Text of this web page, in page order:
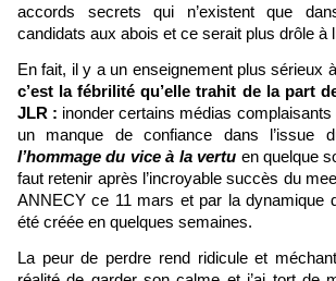
accords secrets qui n’existent que
candidats aux abois et ce serait plus drôle à
En fait, il y a un enseignement plus sérieux
c’est la fébrilité qu’elle trahit de la part
JLR : inonder certains médias
un manque de confiance dans l’issue
l’hommage du vice à la vertu en quelque
faut retenir après l’incroyable succès du
ANNECY ce 11 mars et par la dynamique
été créée en quelques semaines.
La peur de perdre rend
ridicule et